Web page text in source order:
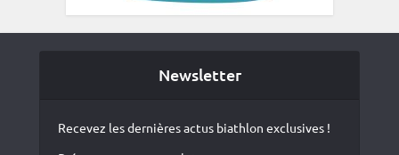
Newsletter
Recevez les dernières actus biathlon exclusives !